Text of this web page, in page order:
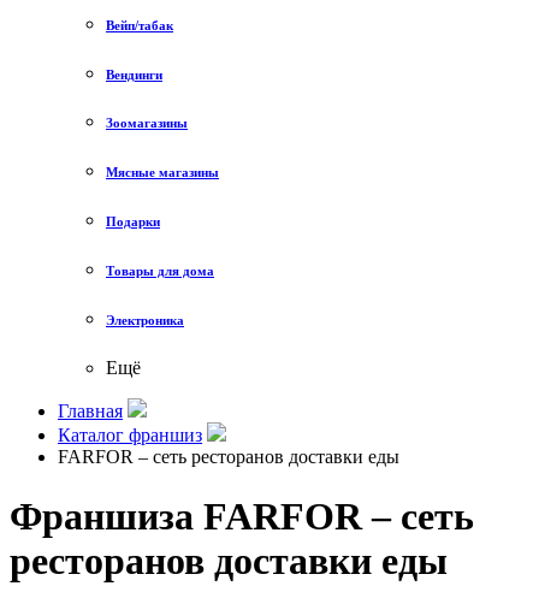
Вейп/табак
Вендинги
Зоомагазины
Мясные магазины
Подарки
Товары для дома
Электроника
Ещё
Главная
Каталог франшиз
FARFOR – сеть ресторанов доставки еды
Франшиза FARFOR – сеть
ресторанов доставки еды